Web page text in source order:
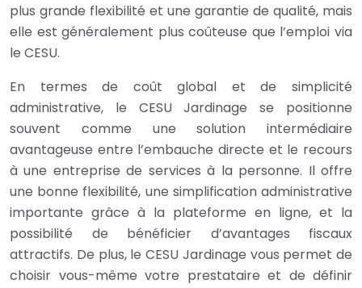
plus grande flexibilité et une garantie de qualité, mais
elle est généralement plus coûteuse que l’emploi via
le CESU.
En termes de coût global et de simplicité
administrative, le CESU Jardinage se positionne
souvent comme une solution intermédiaire
avantageuse entre l’embauche directe et le recours
à une entreprise de services à la personne. Il offre
une bonne flexibilité, une simplification administrative
importante grâce à la plateforme en ligne, et la
possibilité de bénéficier d’avantages fiscaux
attractifs. De plus, le CESU Jardinage vous permet de
choisir vous-même votre prestataire et de définir